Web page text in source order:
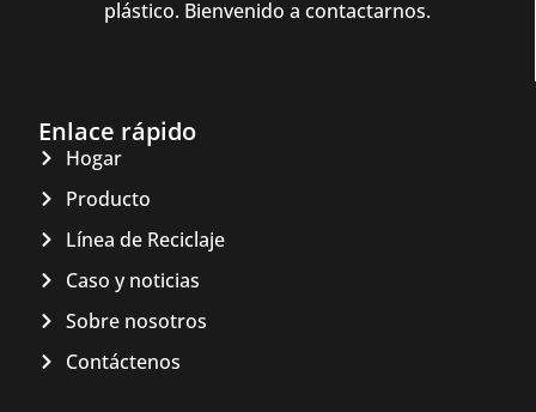
plástico. Bienvenido a contactarnos.
Enlace rápido
Hogar
Producto
Línea de Reciclaje
Caso y noticias
Sobre nosotros
Contáctenos